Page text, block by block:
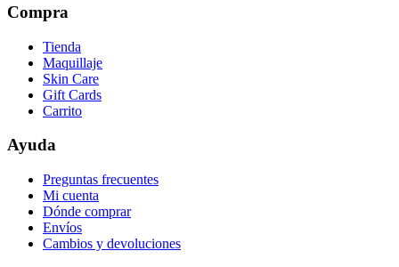
Compra
Tienda
Maquillaje
Skin Care
Gift Cards
Carrito
Ayuda
Preguntas frecuentes
Mi cuenta
Dónde comprar
Envíos
Cambios y devoluciones